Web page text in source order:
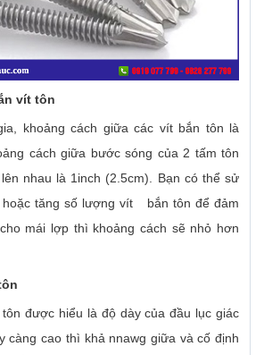
vít tôn
khoảng cách giữa các vít bắn tôn là
cách giữa bước sóng của 2 tấm tôn
nhau là 1inch (2.5cm). Bạn có thể sử
hoặc tăng số lượng vít bắn tôn để đảm
mái lợp thì khoảng cách sẽ nhỏ hơn
được hiểu là độ dày của đầu lục giác
càng cao thì khả nnawg giữa và cố định